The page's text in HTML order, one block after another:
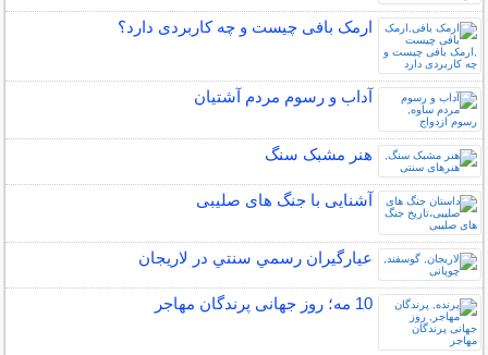
ارمک بافی چیست و چه کاربردی دارد؟
آداب و رسوم مردم آشتیان
هنر مشبک سنگ
آشنایی با جنگ های صلیبی
عيارگيران رسمي سنتي در لاريجان
10 مه؛ روز جهانی پرندگان مهاجر